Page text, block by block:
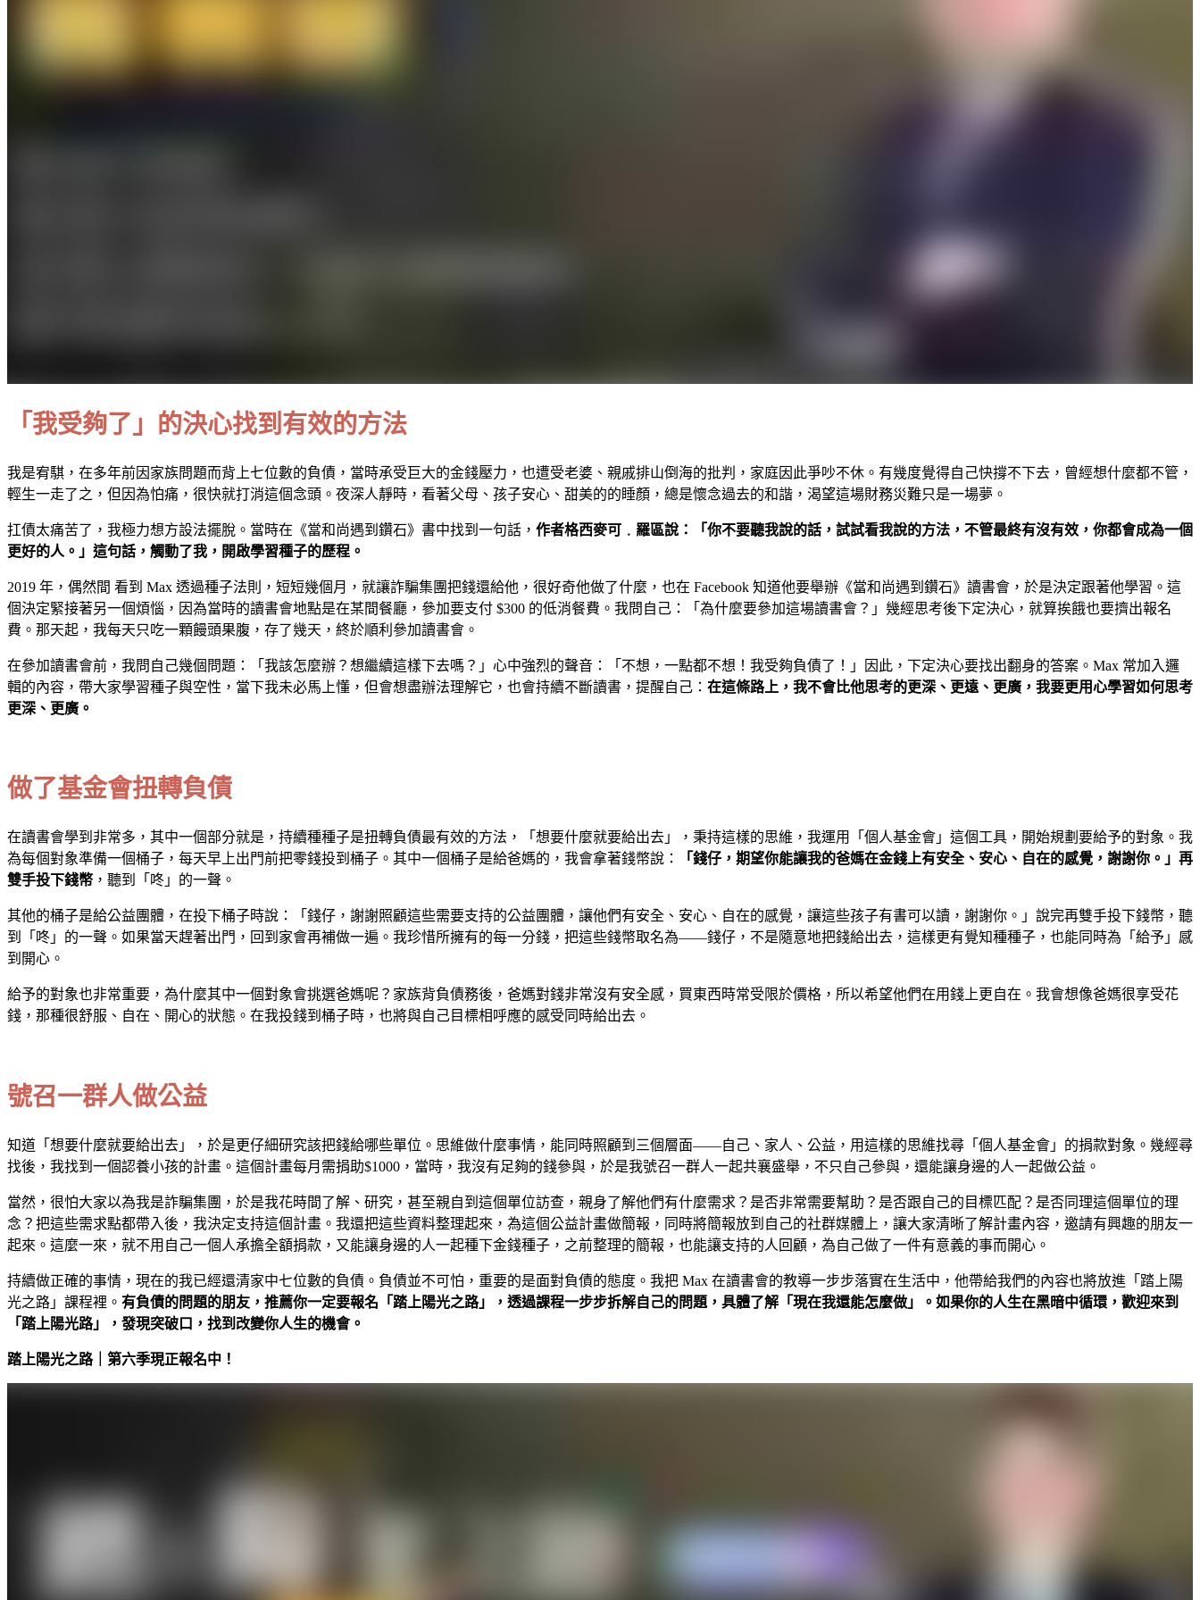
「我受夠了」的決心找到有效的方法
我是宥騏，在多年前因家族問題而背上七位數的負債，當時承受巨大的金錢壓力，也遭受老婆、親戚排山倒海的批判，家庭因此爭吵不休。有幾度覺得自己快撐不下去，曾經想什麼都不管，
輕生一走了之，但因為怕痛，很快就打消這個念頭。夜深人靜時，看著父母、孩子安心、甜美的的睡顏，總是懷念過去的和諧，渴望這場財務災難只是一場夢。
扛債太痛苦了，我極力想方設法擺脫。當時在《當和尚遇到鑽石》書中找到一句話， 作者格西麥可﹒羅區說：「你不要聽我說的話，試試看我說的方法，不管最終有沒有效，你都會成為一個
更好的人。」這句話，觸動了我，開啟學習種子的歷程。
2019 年，偶然間 看到 Max 透過種子法則，短短幾個月，就讓詐騙集團把錢還給他，很好奇他做了什麼，也在 Facebook 知道他要舉辦《當和尚遇到鑽石》讀書會，於是決定跟著他學習。這
個決定緊接著另一個煩惱，因為當時的讀書會地點是在某間餐廳，參加要支付 $300 的低消餐費。我問自己：「為什麼要參加這場讀書會？」幾經思考後下定決心，就算挨餓也要擠出報名
費。那天起，我每天只吃一顆饅頭果腹，存了幾天，終於順利參加讀書會。
在參加讀書會前，我問自己幾個問題：「我該怎麼辦？想繼續這樣下去嗎？」心中強烈的聲音：「不想，一點都不想！我受夠負債了！」因此，下定決心要找出翻身的答案。Max 常加入邏
輯的內容，帶大家學習種子與空性，當下我未必馬上懂，但會想盡辦法理解它，也會持續不斷讀書，提醒自己： 在這條路上，我不會比他思考的更深、更遠、更廣，我要更用心學習如何思考
更深、更廣。
做了基金會扭轉負債
在讀書會學到非常多，其中一個部分就是，持續種種子是扭轉負債最有效的方法，「想要什麼就要給出去」，秉持這樣的思維，我運用「個人基金會」這個工具，開始規劃要給予的對象。我
為每個對象準備一個桶子，每天早上出門前把零錢投到桶子。其中一個桶子是給爸媽的，我會拿著錢幣說：
「錢仔，期望你能讓我的爸媽在金錢上有安全、安心、自在的感覺，謝謝你。」再
雙手投下錢幣 ，聽到「咚」的一聲。
其他的桶子是給公益團體，在投下桶子時說：「錢仔，謝謝照顧這些需要支持的公益團體，讓他們有安全、安心、自在的感覺，讓這些孩子有書可以讀，謝謝你。」說完再雙手投下錢幣，聽
到「咚」的一聲。如果當天趕著出門，回到家會再補做一遍。我珍惜所擁有的每一分錢，把這些錢幣取名為——錢仔，不是隨意地把錢給出去，這樣更有覺知種種子，也能同時為「給予」感
到開心。
給予的對象也非常重要，為什麼其中一個對象會挑選爸媽呢？家族背負債務後，爸媽對錢非常沒有安全感，買東西時常受限於價格，所以希望他們在用錢上更自在。我會想像爸媽很享受花
錢，那種很舒服、自在、開心的狀態。在我投錢到桶子時，也將與自己目標相呼應的感受同時給出去。
號召一群人做公益
知道「想要什麼就要給出去」，於是更仔細研究該把錢給哪些單位。思維做什麼事情，能同時照顧到三個層面——自己、家人、公益，用這樣的思維找尋「個人基金會」的捐款對象。幾經尋
找後，我找到一個認養小孩的計畫。這個計畫每月需捐助$1000，當時，我沒有足夠的錢參與，於是我號召一群人一起共襄盛舉，不只自己參與，還能讓身邊的人一起做公益。
當然，很怕大家以為我是詐騙集團，於是我花時間了解、研究，甚至親自到這個單位訪查，親身了解他們有什麼需求？是否非常需要幫助？是否跟自己的目標匹配？是否同理這個單位的理
念？把這些需求點都帶入後，我決定支持這個計畫。我還把這些資料整理起來，為這個公益計畫做簡報，同時將簡報放到自己的社群媒體上，讓大家清晰了解計畫內容，邀請有興趣的朋友一
起來。這麼一來，就不用自己一個人承擔全額捐款，又能讓身邊的人一起種下金錢種子，之前整理的簡報，也能讓支持的人回顧，為自己做了一件有意義的事而開心。
持續做正確的事情，現在的我已經還清家中七位數的負債。負債並不可怕，重要的是面對負債的態度。我把 Max 在讀書會的教導一步步落實在生活中，他帶給我們的內容也將放進「踏上陽
光之路」課程裡。 有負債的問題的朋友，推薦你一定要報名「踏上陽光之路」，透過課程一步步拆解自己的問題，具體了解「現在我還能怎麼做」。如果你的人生在黑暗中循環，歡迎來到
「踏上陽光路」，發現突破口，找到改變你人生的機會。
踏上陽光之路｜第六季現正報名中！